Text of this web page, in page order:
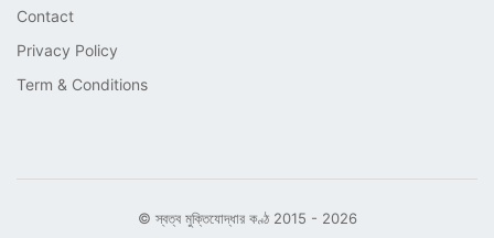
Contact
Privacy Policy
Term & Conditions
© স্বত্ব মুক্তিযোদ্ধার কণ্ঠ 2015 - 2026